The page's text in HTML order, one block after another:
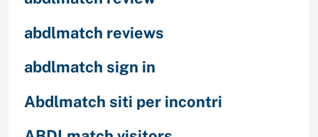
abdlmatch reviews
abdlmatch sign in
Abdlmatch siti per incontri